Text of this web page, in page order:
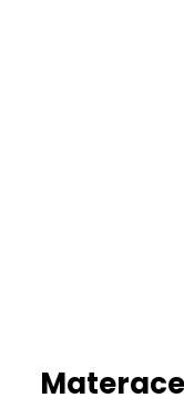
Materace